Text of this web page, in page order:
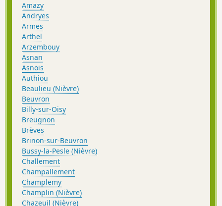
Amazy
Andryes
Armes
Arthel
Arzembouy
Asnan
Asnois
Authiou
Beaulieu (Nièvre)
Beuvron
Billy-sur-Oisy
Breugnon
Brèves
Brinon-sur-Beuvron
Bussy-la-Pesle (Nièvre)
Challement
Champallement
Champlemy
Champlin (Nièvre)
Chazeuil (Nièvre)